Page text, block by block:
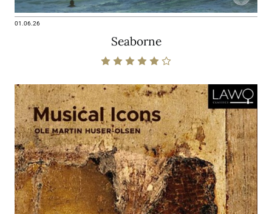
01.06.26
Seaborne